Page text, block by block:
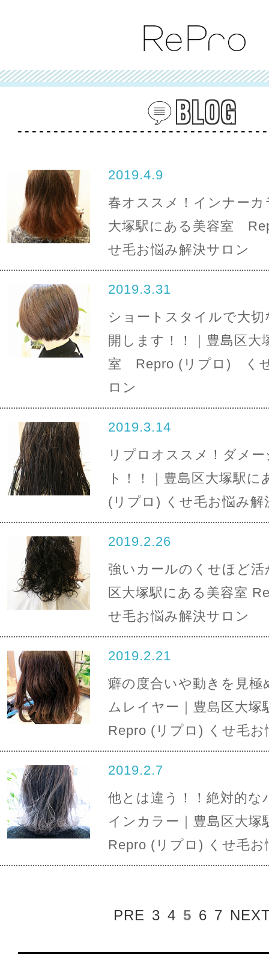
BLOG
2019.4.9
春オススメ！インナーカ
大塚駅にある美容室
せ毛お悩み解決サロン
2019.3.31
ショートスタイルで大
開します！！｜豊島区大
室 Repro (リプロ) く
ロン
2019.3.14
リプロオススメ！ダメ
ト！！｜豊島区大塚駅
(リプロ) くせ毛お悩み解
2019.2.26
強いカールのくせほど
区大塚駅にある美容室
せ毛お悩み解決サロン
2019.2.21
癖の度合いや動きを見極
ムレイヤー｜豊島区大塚
Repro (リプロ) くせ毛
2019.2.7
他とは違う！！絶対的な
インカラー｜豊島区大塚
Repro (リプロ) くせ毛
PRE 3 4 5 6 7